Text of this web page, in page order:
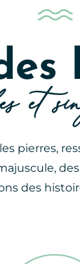
et
pierres,
des